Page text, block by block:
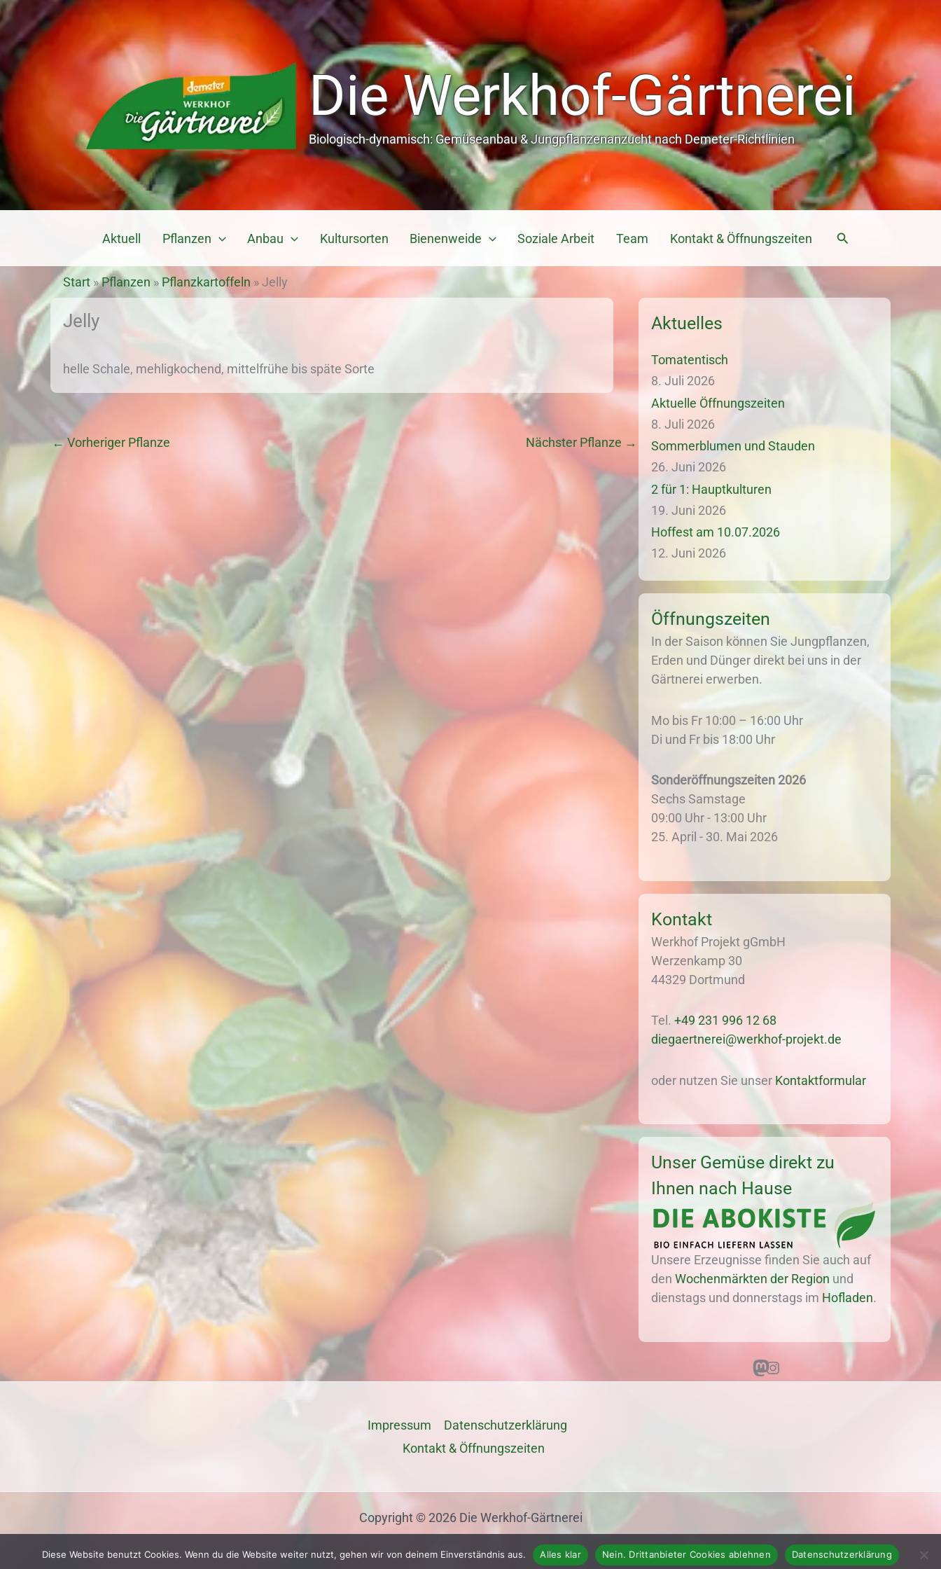
Zum
Inhalt
springen
Die Werkhof-Gärtnerei
Biologisch-dynamisch: Gemüseanbau & Jungpflanzenanzucht nach Demeter-Richtlinien
Aktuell Pflanzen Anbau Kultursorten Bienenweide Soziale Arbeit Team Kontakt & Öffnungszeiten Suchen
Start »Pflanzen » Pflanzkartoffeln »Jelly
Jelly
helle Schale, mehligkochend, mittelfrühe bis späte Sorte
←Vorheriger Pflanze Nächster Pflanze →
Aktuelles
Tomatentisch
8. Juli 2026
Aktuelle Öffnungszeiten
8. Juli 2026
Sommerblumen und Stauden
26. Juni 2026
2 für 1: Hauptkulturen
19. Juni 2026
Hoffest am 10.07.2026
12. Juni 2026
Öffnungszeiten
In der Saison können Sie Jungpflanzen,
Erden und Dünger direkt bei uns in der
Gärtnerei erwerben.
Mo bis Fr 10:00 – 16:00 Uhr
Di und Fr bis 18:00 Uhr
Sonderöffnungszeiten 2026
Sechs Samstage
09:00 Uhr - 13:00 Uhr
25. April - 30. Mai 2026
Kontakt
Werkhof Projekt gGmbH
Werzenkamp 30
44329 Dortmund
Tel. +49 231 996 12 68
diegaertnerei@werkhof-projekt.de
oder nutzen Sie unser Kontaktformular
Unser Gemüse direkt zu
Ihnen nach Hause
Unsere Erzeugnisse finden Sie auch auf
den Wochenmärkten der Region und
dienstags und donnerstags im Hofladen.
MastodonInstagram
Impressum
Datenschutz­erklärung
Kontakt & Öffnungszeiten
Copyright © 2026 Die Werkhof-Gärtnerei
Diese Website benutzt Cookies. Wenn du die Website weiter nutzt, gehen wir von deinem Einverständnis aus. Alles klar Nein. Drittanbieter Cookies ablehnen Datenschutzerklärung